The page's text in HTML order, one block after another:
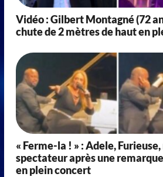
Vidéo : Gilbert Montagné (72
chute de 2 mètres de haut en
« Ferme-la ! » : Adele,
spectateur après une
en plein concert